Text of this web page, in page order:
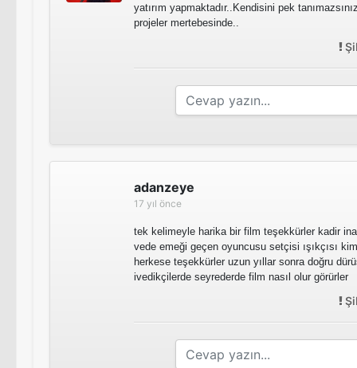
yatırım yapmaktadır..Kendisini pek
projeler mertebesinde..
adanzeye
17 yıl önce
tek kelimeyle harika bir film teşekkürler kadir
vede emeği geçen oyuncusu setçisi ışıkçısı
herkese teşekkürler uzun yıllar sonra doğru
ivedikçilerde seyrederde film nasıl olur görürler